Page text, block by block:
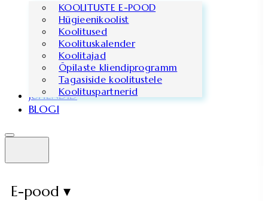
KOOLITUSTE E-POOD
Hügieenikoolist
Koolitused
Koolituskalender
Koolitajad
Õpilaste kliendiprogramm
Tagasiside koolitustele
Koolituspartnerid
JUHENDID
BLOGI
E-pood ▾